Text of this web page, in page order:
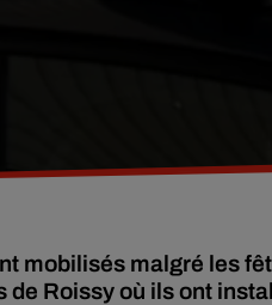
mobilisés malgré les
de Roissy où ils ont